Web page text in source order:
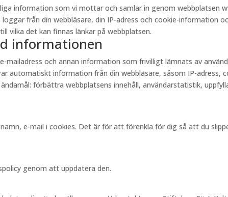
information som vi mottar och samlar in genom webbplatsen
från din webbläsare, din IP-adress och cookie-information
vilka det kan finnas länkar på webbplatsen.
informationen
och annan information som frivilligt lämnats av
automatiskt information från din webbläsare, såsom IP-adress,
förbättra webbplatsens innehåll, användarstatistik,
e-mail i cookies. Det är för att förenkla för dig så att du
genom att uppdatera den.